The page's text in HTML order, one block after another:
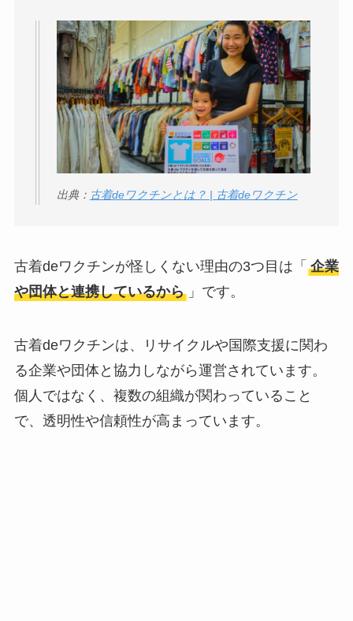
出典： 古着deワクチンとは？ | 古着deワクチン
古着deワクチンが怪しくない理由の3つ目は「 企業
や団体と連携しているから 」です。
古着deワクチンは、リサイクルや国際支援に関わ
る企業や団体と協力しながら運営されています。
個人ではなく、複数の組織が関わっていること
で、透明性や信頼性が高まっています。